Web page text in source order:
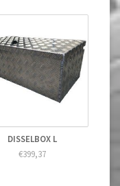
DISSELBOX L
€399,37